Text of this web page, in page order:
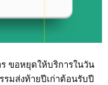
ขอหยุดให้บริการในวัน
มส่งท้ายปีเก่าต้อนรับปี